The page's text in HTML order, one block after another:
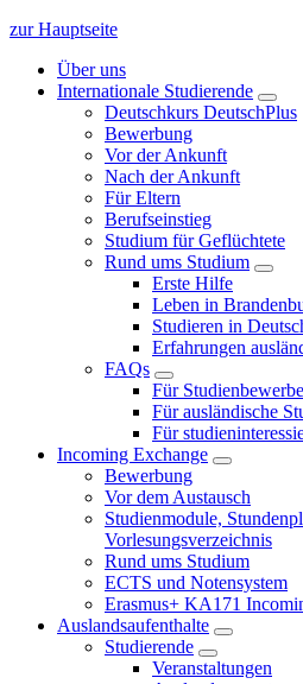
zur Hauptseite
Über uns
Internationale Studierende
Deutschkurs DeutschPlus
Bewerbung
Vor der Ankunft
Nach der Ankunft
Für Eltern
Berufseinstieg
Studium für Geflüchtete
Rund ums Studium
Erste Hilfe
Leben in
Studieren in
Erfahrungen
FAQs
Für
Für ausländische
Für
Incoming Exchange
Bewerbung
Vor dem Austausch
Studienmodule,
Vorlesungsverzeichnis
Rund ums Studium
ECTS und Notensystem
Erasmus+ KA171
Auslandsaufenthalte
Studierende
Veranstaltungen